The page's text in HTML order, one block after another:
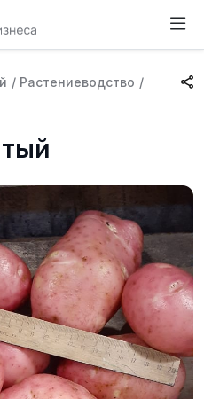
/ Растениеводство /